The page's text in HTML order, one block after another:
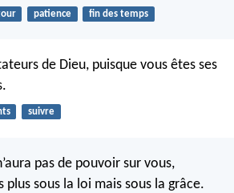
patience fin des temps
de Dieu, puisque vous êtes ses
suivre
pas de pouvoir sur vous,
plus sous la loi mais sous la grâce.